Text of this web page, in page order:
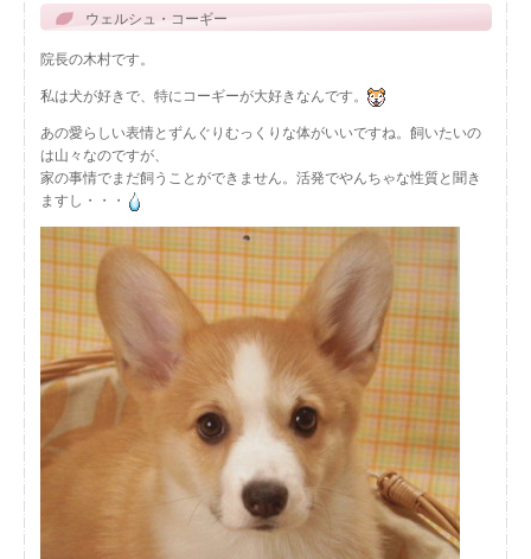
ウェルシュ・コーギー
院長の木村です。
私は犬が好きで、特にコーギーが大好きなんです。
あの愛らしい表情とずんぐりむっくりな体がいいですね。飼いたいの
は山々なのですが、
家の事情でまだ飼うことができません。活発でやんちゃな性質と聞き
ますし・・・